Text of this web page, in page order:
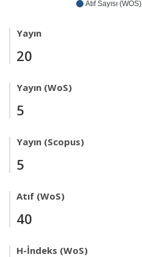
Atıf Sayısı (WOS)
Yayın
20
Yayın (WoS)
5
Yayın (Scopus)
5
Atıf (WoS)
40
H-İndeks (WoS)